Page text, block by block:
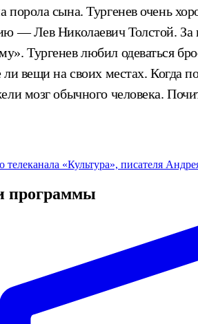
сына. Тургенев очень
— Лев Николаевич Толстой. За
Тургенев любил одеваться
ли вещи на своих местах. Когда
мозг обычного человека.
телеканала «Культура», писателя
программы